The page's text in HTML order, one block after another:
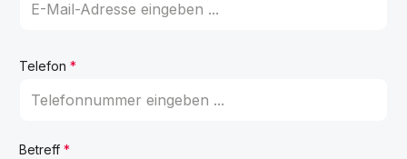
Telefon *
Betreff *